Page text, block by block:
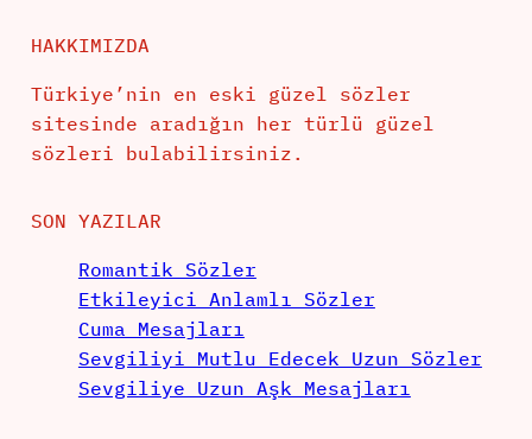
HAKKIMIZDA
Türkiye’nin en eski güzel sözler
sitesinde aradığın her türlü güzel
sözleri bulabilirsiniz.
SON YAZILAR
Romantik Sözler
Etkileyici Anlamlı Sözler
Cuma Mesajları
Sevgiliyi Mutlu Edecek Uzun Sözler
Sevgiliye Uzun Aşk Mesajları